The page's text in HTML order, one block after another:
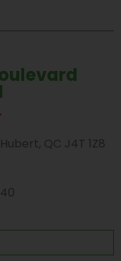
QC J4T 1Z8